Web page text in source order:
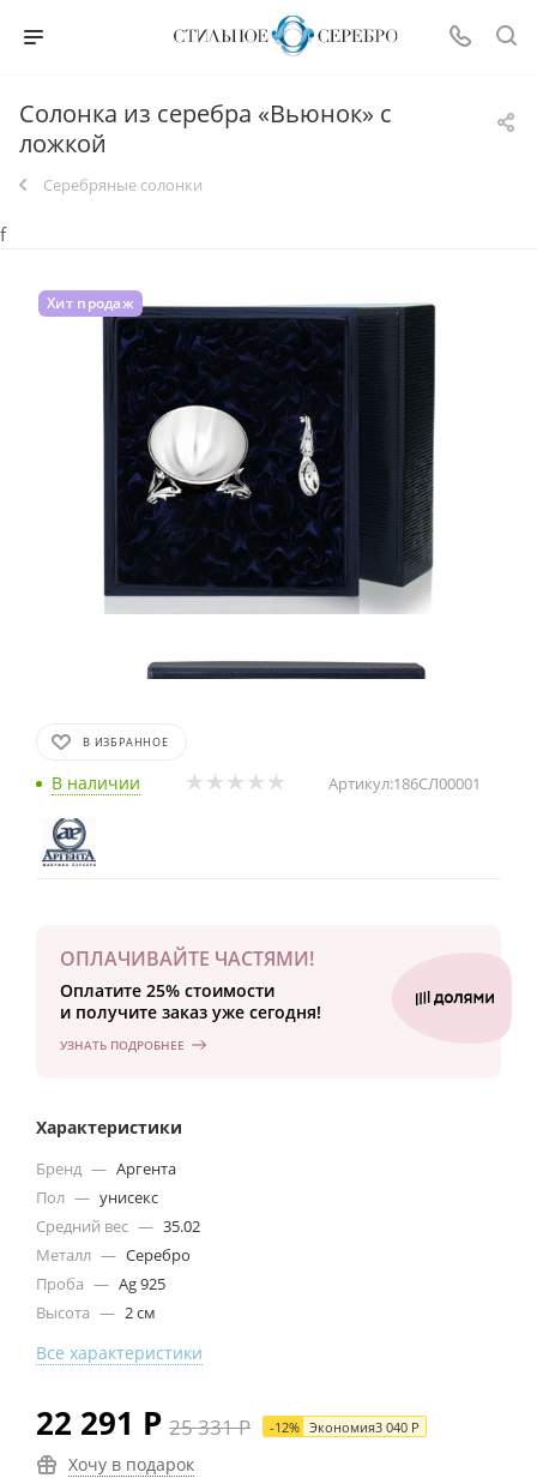
Солонка из серебра «Вьюнок» с
ложкой
Серебряные солонки
f
Хит продаж
В ИЗБРАННОЕ
В наличии Артикул:186СЛ00001
ОПЛАЧИВАЙТЕ ЧАСТЯМИ!
Оплатите 25% стоимости
и получите заказ уже сегодня!
УЗНАТЬ ПОДРОБНЕЕ
Характеристики
Бренд — Аргента
Пол — унисекс
Средний вес — 35.02
Металл — Серебро
Проба — Ag 925
Высота — 2 см
Все характеристики
22 291 Р 25 331Р -12% Экономия3 040 Р
Хочу в подарок